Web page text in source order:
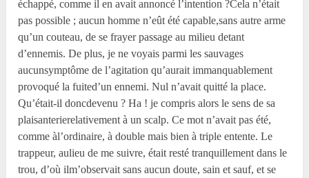
échappé, comme il en avait annoncé l’intention ?Cela n’était
pas possible ; aucun homme n’eût été capable,sans autre arme
qu’un couteau, de se frayer passage au milieu detant
d’ennemis. De plus, je ne voyais parmi les sauvages
aucunsymptôme de l’agitation qu’aurait immanquablement
provoqué la fuited’un ennemi. Nul n’avait quitté la place.
Qu’était-il doncdevenu ? Ha ! je compris alors le sens de sa
plaisanterierelativement à un scalp. Ce mot n’avait pas été,
comme àl’ordinaire, à double mais bien à triple entente. Le
trappeur, aulieu de me suivre, était resté tranquillement dans le
trou, d’où ilm’observait sans aucun doute, sain et sauf, et se